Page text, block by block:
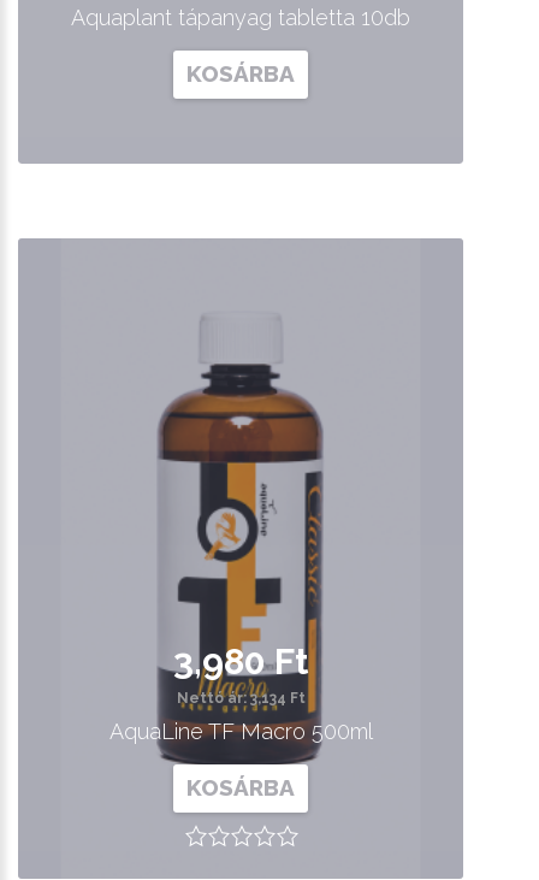
Aquaplant tápanyag tabletta 10db
KOSÁRBA
3,980 Ft
Nettó ár: 3,134 Ft
AquaLine TF Macro 500ml
KOSÁRBA